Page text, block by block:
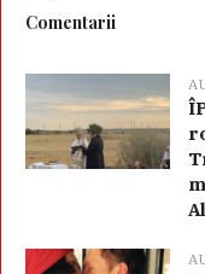
Comentarii